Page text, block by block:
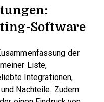
Software
der
Liste,
Integrationen,
Nachteile. Zudem